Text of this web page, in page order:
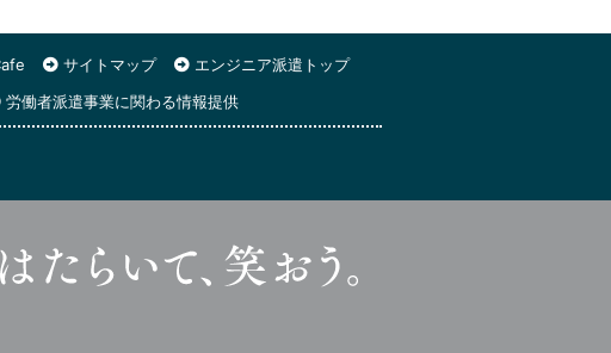
サイトマップ
エンジニア派遣トップ
労働者派遣事業に関わる情報提供